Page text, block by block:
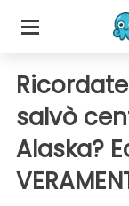
salvò
Alaska?